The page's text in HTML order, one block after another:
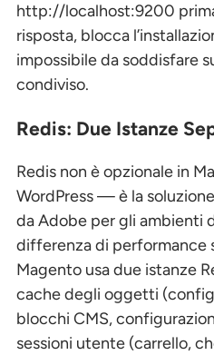
http://localhost:9200
risposta, blocca
impossibile da soddisfare
condiviso.
Redis: Due Istanze
Redis non è opzionale in
WordPress — è la
da Adobe per gli ambienti
differenza di performance
Magento usa due istanze
cache degli oggetti
blocchi CMS,
sessioni utente (carrello,